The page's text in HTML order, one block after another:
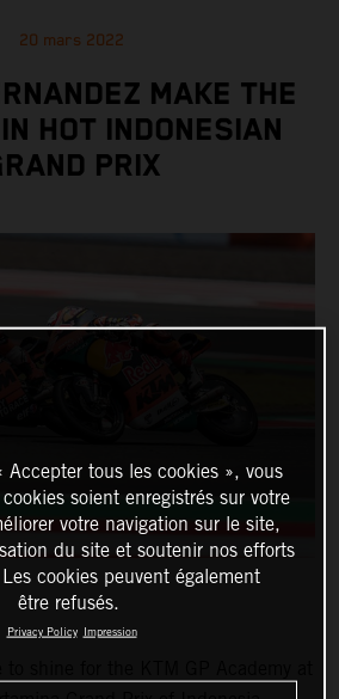
20 mars 2022
MAKE THE
HOT INDONESIAN
PRIX
tous les cookies », vous
soient enregistrés sur votre
votre navigation sur le site,
du site et soutenir nos efforts
cookies peuvent également
être refusés.
Privacy Policy Impression